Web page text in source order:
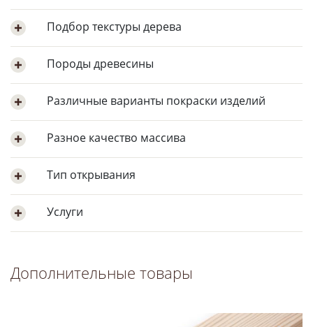
Подбор текстуры дерева
Породы древесины
Различные варианты покраски изделий
Разное качество массива
Тип открывания
Услуги
Дополнительные товары